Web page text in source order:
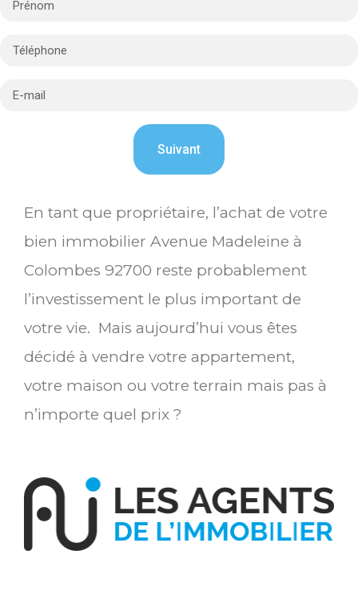
En tant que propriétaire, l’achat de votre
bien immobilier Avenue Madeleine à
Colombes 92700 reste probablement
l’investissement le plus important de
votre vie. Mais aujourd’hui vous êtes
décidé à vendre votre appartement,
votre maison ou votre terrain mais pas à
n’importe quel prix ?